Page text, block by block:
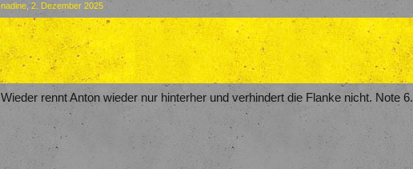
nadine , 2. Dezember 2025
Wieder rennt Anton wieder nur hinterher und verhindert die Flanke nicht. Note 6.